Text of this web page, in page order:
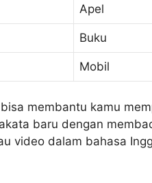
Apel
Buku
Mobil
membantu kamu
baru dengan
video dalam bahasa